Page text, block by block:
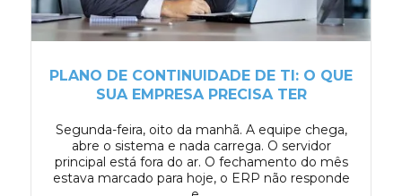
PLANO DE CONTINUIDADE DE TI: O QUE
SUA EMPRESA PRECISA TER
Segunda-feira, oito da manhã. A equipe chega,
abre o sistema e nada carrega. O servidor
principal está fora do ar. O fechamento do mês
estava marcado para hoje, o ERP não responde